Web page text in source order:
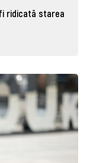
ridicată starea